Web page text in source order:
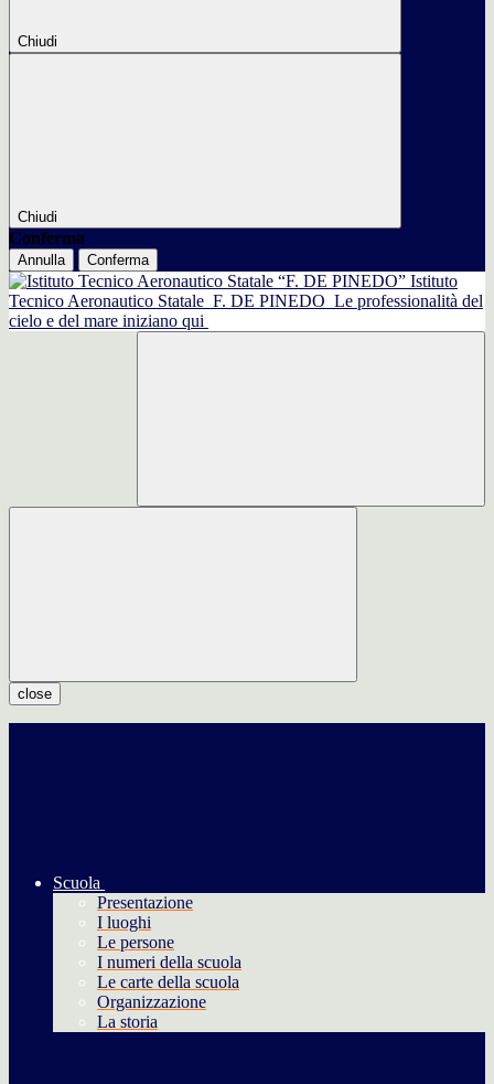
Chiudi
Chiudi
Conferma
Annulla Conferma
Istituto
Tecnico Aeronautico Statale F. DE PINEDO Le professionalità del
cielo e del mare iniziano qui
close
Scuola
Presentazione
I luoghi
Le persone
I numeri della scuola
Le carte della scuola
Organizzazione
La storia